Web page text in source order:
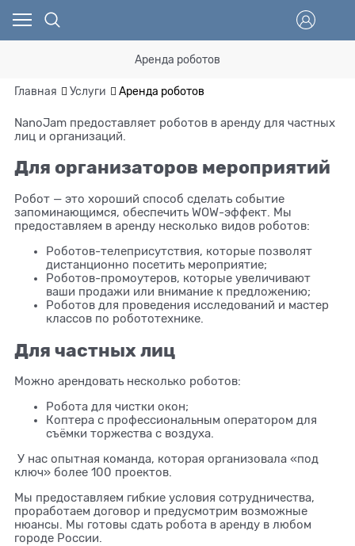
Аренда роботов
Главная Услуги Аренда роботов
NanoJam предоставляет роботов в аренду для частных
лиц и организаций.
Для организаторов мероприятий
Робот — это хороший способ сделать событие
запоминающимся, обеспечить WOW-эффект. Мы
предоставляем в аренду несколько видов роботов:
Роботов-телеприсутствия, которые позволят
дистанционно посетить мероприятие;
Роботов-промоутеров, которые увеличивают
ваши продажи или внимание к предложению;
Роботов для проведения исследований и мастер
классов по робототехнике.
Для частных лиц
Можно арендовать несколько роботов:
Робота для чистки окон;
Коптера с профессиональным оператором для
съёмки торжества с воздуха.
У нас опытная команда, которая организовала «под
ключ» более 100 проектов.
Мы предоставляем гибкие условия сотрудничества,
проработаем договор и предусмотрим возможные
нюансы. Мы готовы сдать робота в аренду в любом
городе России.